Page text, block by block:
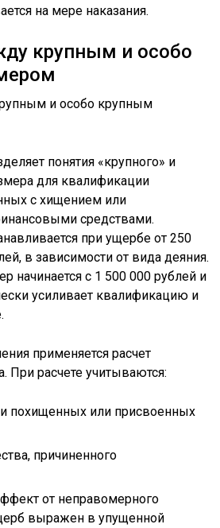
на мере наказания.
крупным и особо
понятия «крупного» и
для квалификации
с хищением или
средствами.
при ущербе от 250
в зависимости от вида деяния.
начинается с 1 500 000 рублей и
усиливает квалификацию и
применяется расчет
При расчете учитываются:
похищенных или присвоенных
причиненного
от неправомерного
выражен в упущенной